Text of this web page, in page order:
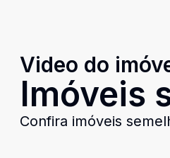
Video do
Imóveis
Confira imóveis